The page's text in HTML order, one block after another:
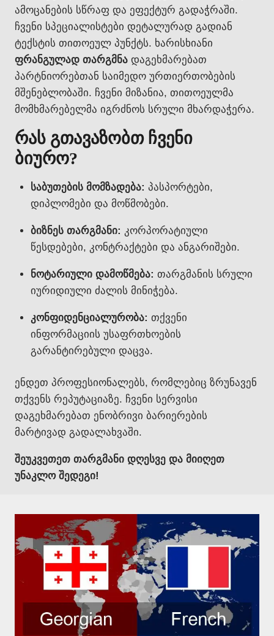
ამოცანების სწრაფ და ეფექტურ გადაჭრაში.
ჩვენი სპეციალისტები დეტალურად გადიან
ტექსტის თითოეულ პუნქტს. ხარისხიანი
ფრანგულად თარგმნა დაგეხმარებათ
პარტნიორებთან საიმედო ურთიერთობების
მშენებლობაში. ჩვენი მიზანია, თითოეულმა
მომხმარებელმა იგრძნოს სრული მხარდაჭერა.
რას გთავაზობთ ჩვენი
ბიურო?
საბუთების მომზადება: პასპორტები,
დიპლომები და მოწმობები.
ბიზნეს თარგმანი: კორპორატიული
წესდებები, კონტრაქტები და ანგარიშები.
ნოტარიული დამოწმება: თარგმანის სრული
იურიდიული ძალის მინიჭება.
კონფიდენციალურობა: თქვენი
ინფორმაციის უსაფრთხოების
გარანტირებული დაცვა.
ენდეთ პროფესიონალებს, რომლებიც ზრუნავენ
თქვენს რეპუტაციაზე. ჩვენი სერვისი
დაგეხმარებათ ენობრივი ბარიერების
მარტივად გადალახვაში.
შეუკვეთეთ თარგმანი დღესვე და მიიღეთ
უნაკლო შედეგი!